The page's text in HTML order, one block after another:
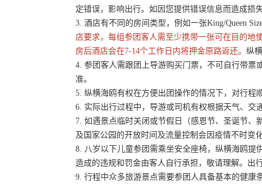
定错误，影响出行。如因您提供错误信息而造成损
3. 酒店有不同的房间类型，例如一张King/Queen
店要求，每组参团客人需至少携带一张可在目的地
房后酒店会在7-14个工作日内将押金原路返还。 纵
4. 参团客人需跟团上导游购买门票，不可自行带票
准。
5. 纵横海鸥有权在方便出团操作的情况下，对行
6. 实际出行过程中，导游或司机有权根据天气、
7. 如遇景点临时关闭或节假日（感恩节、圣诞节
及国家公园的开放时间及流量控制会因疫情不时变
8. 八岁以下儿童参团需乘坐安全座椅，纵横海鸥提
造成的违规和罚金由客人自行承担，敬请理解。出
9. 行程中众多旅游景点需要参团人具备基本的健